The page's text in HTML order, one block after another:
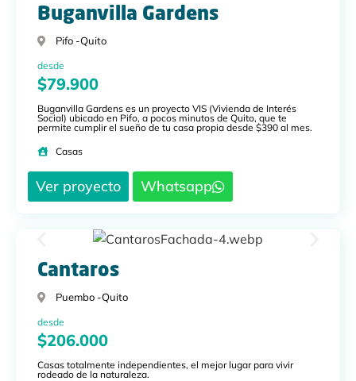
Buganvilla Gardens
Pifo -Quito
desde
$79.900
Buganvilla Gardens es un proyecto VIS (Vivienda de Interés
Social) ubicado en Pifo, a pocos minutos de Quito, que te
permite cumplir el sueño de tu casa propia desde $390 al mes.
Casas
Ver proyecto Whatsapp
Cantaros
Puembo -Quito
desde
$206.000
Casas totalmente independientes, el mejor lugar para vivir
rodeado de la naturaleza.